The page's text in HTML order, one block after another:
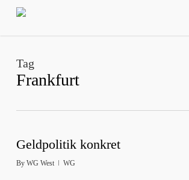
Skip
Tag
Frankfurt
Geldpolitik konkret
By WG West WG